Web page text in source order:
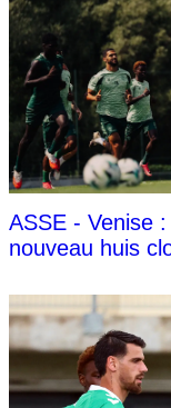
ASSE - Venise
nouveau huis